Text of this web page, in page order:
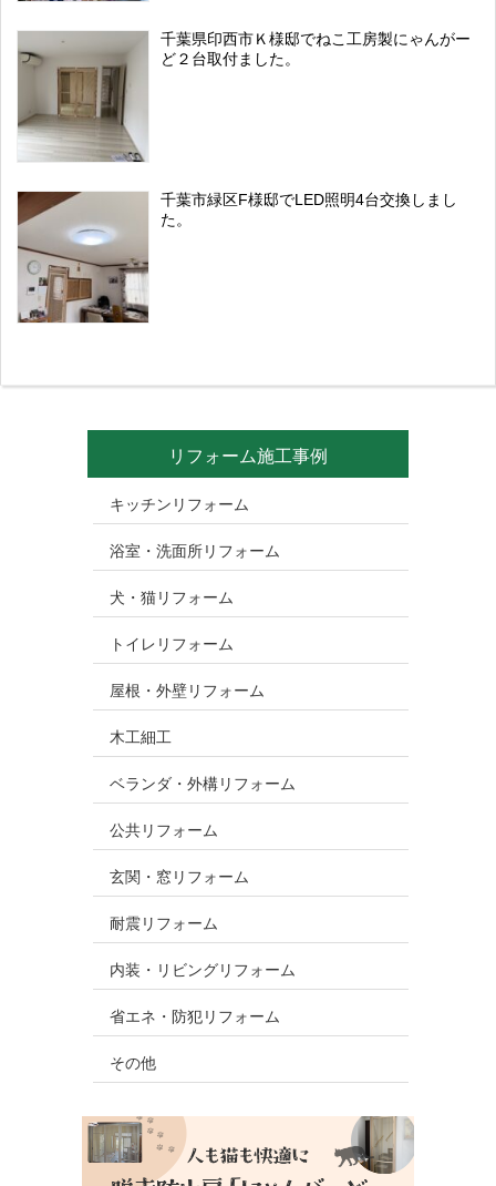
千葉県印西市Ｋ様邸でねこ工房製にゃんがー
ど２台取付ました。
千葉市緑区F様邸でLED照明4台交換しまし
た。
リフォーム施工事例
キッチンリフォーム
浴室・洗面所リフォーム
犬・猫リフォーム
トイレリフォーム
屋根・外壁リフォーム
木工細工
ベランダ・外構リフォーム
公共リフォーム
玄関・窓リフォーム
耐震リフォーム
内装・リビングリフォーム
省エネ・防犯リフォーム
その他